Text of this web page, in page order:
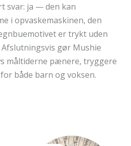
svar: ja — den kan
i opvaskemaskinen, den
er trykt uden
gør Mushie
måltiderne pænere, tryggere
både barn og voksen.